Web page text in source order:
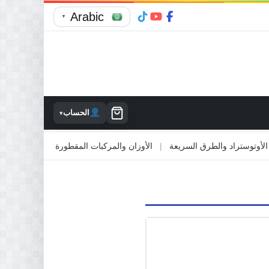
Arabic
▼
الحساب▾
والطرق السريعة | الأوزان والمركبات المقطورة | الاصطدام